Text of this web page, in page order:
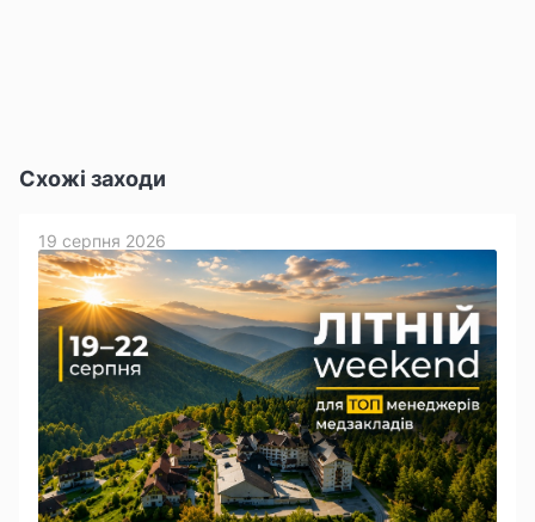
Схожі заходи
19 серпня 2026